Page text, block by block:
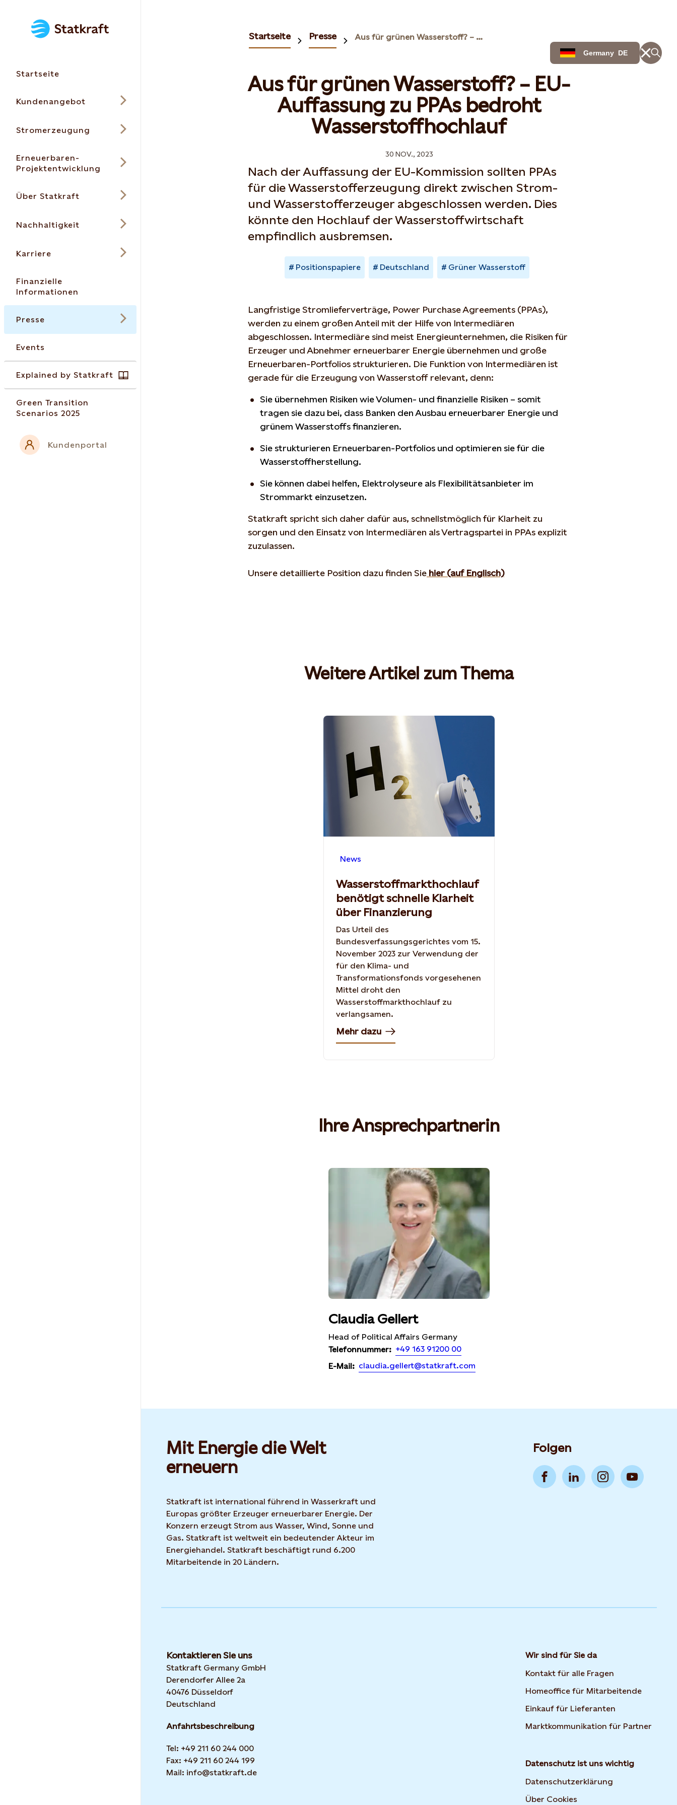
Startseite
Kundenangebot
Stromerzeugung
Erneuerbaren-
Projektentwicklung
Über Statkraft
Nachhaltigkeit
Karriere
Finanzielle
Informationen
Presse
Events
Explained by Statkraft
Green Transition
Scenarios 2025
Kundenportal
Germany DE
Startseite Presse Aus für grünen Wasserstoff? – EU-Auffassung zu PPAs bedroht Wasserstoffhochlauf
Aus für grünen Wasserstoff? – EU-
Auffassung zu PPAs bedroht
Wasserstoffhochlauf
30 NOV., 2023
Nach der Auffassung der EU-Kommission sollten PPAs
für die Wasserstofferzeugung direkt zwischen Strom-
und Wasserstofferzeuger abgeschlossen werden. Dies
könnte den Hochlauf der Wasserstoffwirtschaft
empfindlich ausbremsen.
Positionspapiere Deutschland Grüner Wasserstoff
Langfristige Stromlieferverträge, Power Purchase Agreements (PPAs),
werden zu einem großen Anteil mit der Hilfe von Intermediären
abgeschlossen. Intermediäre sind meist Energieunternehmen, die Risiken für
Erzeuger und Abnehmer erneuerbarer Energie übernehmen und große
Erneuerbaren-Portfolios strukturieren. Die Funktion von Intermediären ist
gerade für die Erzeugung von Wasserstoff relevant, denn:
Sie übernehmen Risiken wie Volumen- und finanzielle Risiken – somit
tragen sie dazu bei, dass Banken den Ausbau erneuerbarer Energie und
grünem Wasserstoffs finanzieren.
Sie strukturieren Erneuerbaren-Portfolios und optimieren sie für die
Wasserstoffherstellung.
Sie können dabei helfen, Elektrolyseure als Flexibilitätsanbieter im
Strommarkt einzusetzen.
Statkraft spricht sich daher dafür aus, schnellstmöglich für Klarheit zu
sorgen und den Einsatz von Intermediären als Vertragspartei in PPAs explizit
zuzulassen.
Unsere detaillierte Position dazu finden Sie hier (auf Englisch)
Weitere Artikel zum Thema
News
Wasserstoffmarkthochlauf
benötigt schnelle Klarheit
über Finanzierung
Das Urteil des
Bundesverfassungsgerichtes vom 15.
November 2023 zur Verwendung der
für den Klima- und
Transformationsfonds vorgesehenen
Mittel droht den
Wasserstoffmarkthochlauf zu
verlangsamen.
Mehr dazu
Ihre Ansprechpartnerin
Claudia Gellert
Head of Political Affairs Germany
Telefonnummer: +49 163 91200 00
E-Mail: claudia.gellert@statkraft.com
Mit Energie die Welt
erneuern
Statkraft ist international führend in Wasserkraft und
Europas größter Erzeuger erneuerbarer Energie. Der
Konzern erzeugt Strom aus Wasser, Wind, Sonne und
Gas. Statkraft ist weltweit ein bedeutender Akteur im
Energiehandel. Statkraft beschäftigt rund 6.200
Mitarbeitende in 20 Ländern.
Folgen
Kontaktieren Sie uns
Statkraft Germany GmbH
Derendorfer Allee 2a
40476 Düsseldorf
Deutschland
Anfahrtsbeschreibung
Tel: +49 211 60 244 000
Fax: +49 211 60 244 199
Mail: info@statkraft.de
Wir sind für Sie da
Kontakt für alle Fragen
Homeoffice für Mitarbeitende
Einkauf für Lieferanten
Marktkommunikation für Partner
Datenschutz ist uns wichtig
Datenschutzerklärung
Über Cookies